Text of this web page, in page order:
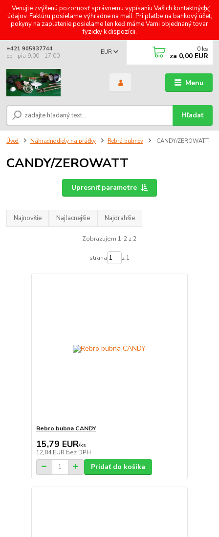
Venujte zvýšenú pozornosť správnemu vypísaniu Vašich kontaktných
údajov. Faktúru posielame výhradne na mail. Pri platbe na bankový účet,
pokyny na zaplatenie posielame len keď máme Vami objednaný tovar
fyzicky k dispozícii.
Menu
EUR
Hľadať
+421 905937744
po - pia 9:00 - 17:00
0 ks
za 0,00 EUR
Úvod Náhradné diely na práčky Rebrá bubnov CANDY/ZEROWATT
CANDY/ZEROWATT
Upresniť parametre
Najnovšie Najlacnejšie Najdrahšie
Zobrazujem 1-2 z 2
strana z 1
Rebro bubna CANDY
15,79 EUR/ks
12,84 EUR bez DPH
Pridať do košíka